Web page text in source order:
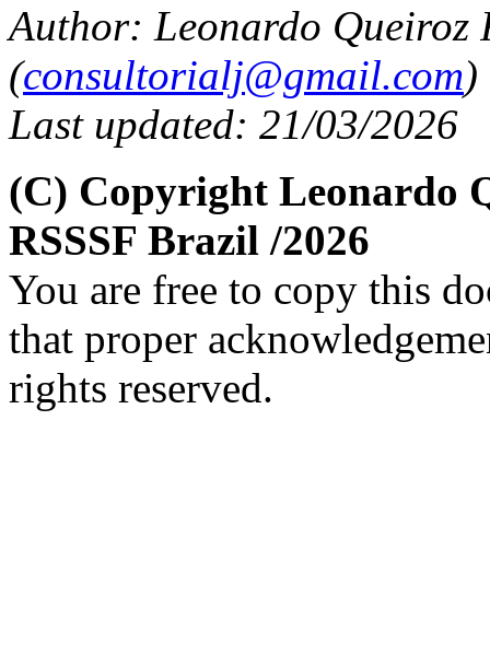
Author: Leonardo Queiroz
(consultorialj@gmail.com)
Last updated: 21/03/2026
(C) Copyright Leonardo
RSSSF Brazil /2026
You are free to copy this
that proper
rights reserved.